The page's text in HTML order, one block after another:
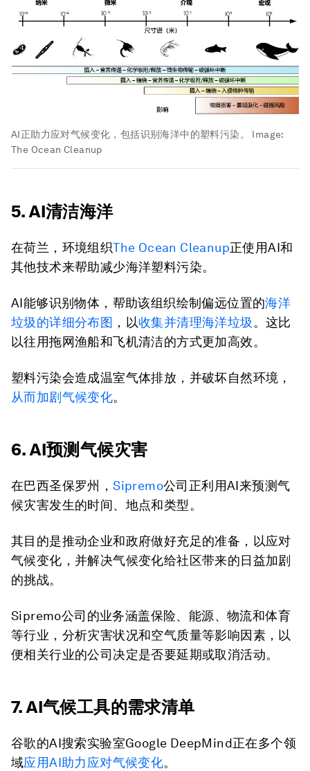
AI正助力应对气候变化，包括识别海洋中的塑料污染。
Image:
The Ocean Cleanup
5. AI清洁海洋
在荷兰，环境组织The Ocean Cleanup正使用AI和
其他技术来帮助减少海洋塑料污染。
AI能够识别物体，帮助该组织绘制偏远位置的海洋
垃圾的详细分布图 ，以收集并清理海洋垃圾。这比
以往用拖网渔船和飞机清洁的方式更加高效。
塑料污染会造成温室气体排放，并破坏自然环境，
从而加剧气候变化。
6. AI预测气候灾害
在巴西圣保罗州，Sipremo公司正利用AI来预测气
候灾害发生的时间、地点和类型。
其目的是推动企业和政府做好充足的准备，以应对
气候变化，并解决气候变化给社区带来的日益加剧
的挑战。
Sipremo公司的业务涵盖保险、能源、物流和体育
等行业，分析灾害状况和空气质量等影响因素，以
便相关行业的公司决定是否要延期或取消活动。
7. AI气候工具的需求清单
谷歌的AI搜索实验室Google DeepMind正在多个领
域应用AI助力应对气候变化。